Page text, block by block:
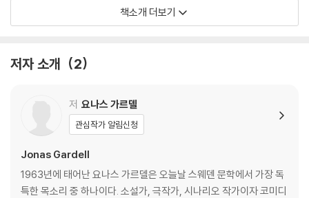
름 끼치도록 사실적으로 묘사했다. 가족들조차 외면하거나 부끄러움으로
물리적 장벽이 사실은 마음과 마음 사이를 가로막은 거대한 혐오의 벽이었
비극적인 서사 속에서도 소설에 활력을 불어넣는 것은 ‘파울’을 중심으로
모인 친구들의 공동체다. 파울은 스톡홀름 게이 커뮤니티의 대부와 같은
존재로, 매년 크리스마스 이브마다 소외된 친구들을 불러 성대한 파티를
책소개 더보기
저자 소개 2
저 요나스 가르델
관심작가 알림신청
Jonas Gardell
1963년에 태어난 요나스 가르델은 오늘날 스웨덴 문학에서 가장 독
특한 목소리 중 하나이다. 소설가, 극작가, 시나리오 작가이자 코미디